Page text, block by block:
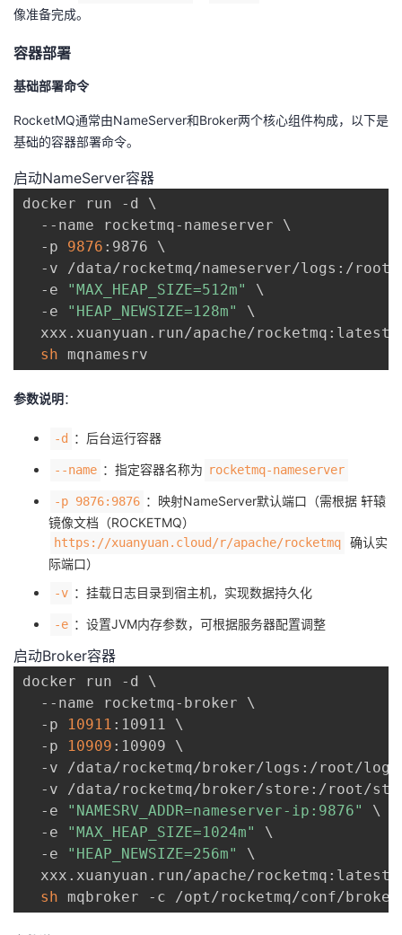
的
课
程
我
的
认
证
我
的
实
验
我
的
收
藏
技
术
支
持
的
云
声
建
议
像准备完成。
容器部署
基础部署命令
RocketMQ通常由NameServer和Broker两个核心组件构成，以下是
基础的容器部署命令。
启动NameServer容器
docker run -d \
  --name rocketmq-nameserver
\
  -p
9876 :9876 \
-v /data/rocketmq/nameserver/logs:/
  -e
"MAX_HEAP_SIZE=512m"
\
  -e
"HEAP_NEWSIZE=128m"
\
  xxx.xuanyuan.run/apache/rocketmq:latest
sh
参数说明：
-d ：后台运行容器
--name ：指定容器名称为 rocketmq-nameserver
-p 9876:9876 ：映射NameServer默认端口（需根据 轩辕
镜像文档（ROCKETMQ）
https://xuanyuan.cloud/r/apache/rocketmq
确认实
际端口）
-v ：挂载日志目录到宿主机，实现数据持久化
-e ：设置JVM内存参数，可根据服务器配置调整
启动Broker容器
docker run -d \
  --name rocketmq-broker
\
  -p
10911 :10911 \
  -p
10909 :10909 \
-v /data/rocketmq/broker/logs:/root/
-v /data/rocketmq/broker/store:/root/
  -e
"NAMESRV_ADDR=nameserver-ip:9876"
\
  -e
"MAX_HEAP_SIZE=1024m"
\
  -e
"HEAP_NEWSIZE=256m"
\
  xxx.xuanyuan.run/apache/rocketmq:latest
sh